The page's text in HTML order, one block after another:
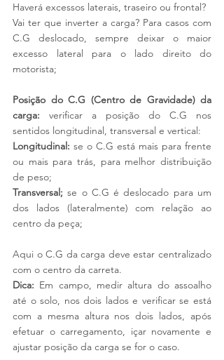
Haverá excessos laterais, traseiro ou frontal?
Vai ter que inverter a carga? Para casos com
C.G deslocado, sempre deixar o maior
excesso lateral para o lado direito do
motorista;
Posição do C.G (Centro de Gravidade) da
carga: verificar a posição do C.G nos
sentidos longitudinal, transversal e vertical:
Longitudinal: se o C.G está mais para frente
ou mais para trás, para melhor distribuição
de peso;
Transversal; se o C.G é deslocado para um
dos lados (lateralmente) com relação ao
centro da peça;
Aqui o C.G da carga deve estar centralizado
com o centro da carreta.
Dica: Em campo, medir altura do assoalho
até o solo, nos dois lados e verificar se está
com a mesma altura nos dois lados, após
efetuar o carregamento, içar novamente e
ajustar posição da carga se for o caso.